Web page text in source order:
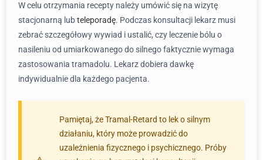
W celu otrzymania recepty należy umówić się na wizytę
stacjonarną lubteleporadę. Podczas konsultacji lekarz musi
zebrać szczegółowy wywiad i ustalić, czy leczenie bólu o
nasileniu od umiarkowanego do silnego faktycznie wymaga
zastosowania tramadolu. Lekarz dobiera dawkę
indywidualnie dla każdego pacjenta.
Pamiętaj, że Tramal-Retard to lek o silnym
działaniu, który może prowadzić do
uzależnienia fizycznego i psychicznego. Próby